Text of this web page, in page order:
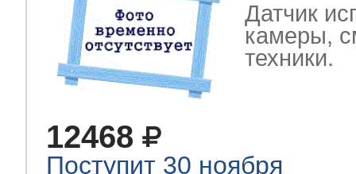
Датчик
камеры,
техники.
12468
Поступит 30 ноября